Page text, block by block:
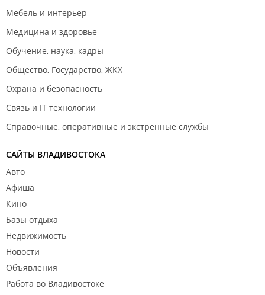
Мебель и интерьер
Медицина и здоровье
Обучение, наука, кадры
Общество, Государство, ЖКХ
Охрана и безопасность
Связь и IT технологии
Справочные, оперативные и экстренные службы
САЙТЫ ВЛАДИВОСТОКА
Авто
Афиша
Кино
Базы отдыха
Недвижимость
Новости
Объявления
Работа во Владивостоке